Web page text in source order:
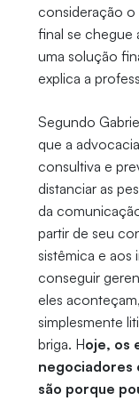
consideração o
final se chegue
uma solução
explica a
Segundo
que a
consultiva e
distanciar as
da
partir de seu
sistêmica e aos
conseguir
eles
simplesmente
briga. Hoje, os
negociadores
são porque